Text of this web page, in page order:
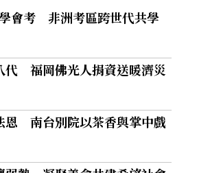
會考 非洲考區跨世代共學
代 福岡佛光人捐資送暖濟災
恩 南台別院以茶香與掌中戲